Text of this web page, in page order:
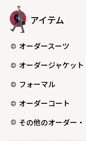
アイテム
オーダースーツ
オーダージャケット
フォーマル
オーダーコート
その他のオーダー